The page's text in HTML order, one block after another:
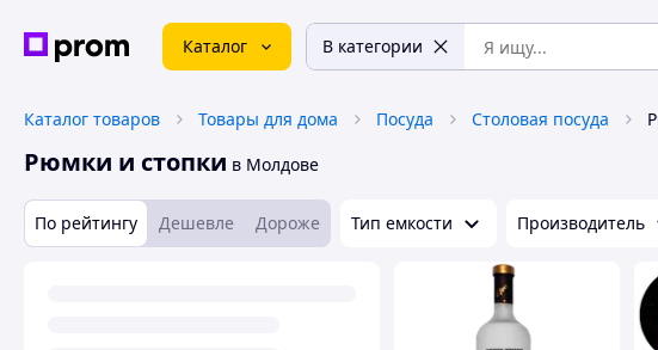
Каталог В категории
Каталог товаров Товары для дома Посуда Столовая посуда
Рюмки и стопки в Молдове
По рейтингу Дешевле Дороже Тип емкости Производитель